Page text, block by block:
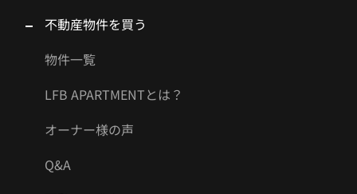
不動産物件を買う
物件一覧
LFB APARTMENTとは？
オーナー様の声
Q&A